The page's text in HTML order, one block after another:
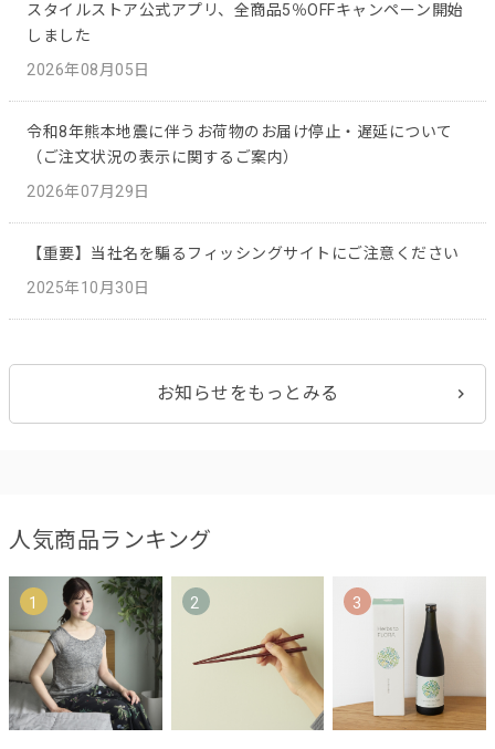
スタイルストア公式アプリ、全商品5％OFFキャンペーン開始
しました
2026年08月05日
令和8年熊本地震に伴うお荷物のお届け停止・遅延について
（ご注文状況の表示に関するご案内）
2026年07月29日
【重要】当社名を騙るフィッシングサイトにご注意ください
2025年10月30日
お知らせをもっとみる
人気商品ランキング
1 2 3